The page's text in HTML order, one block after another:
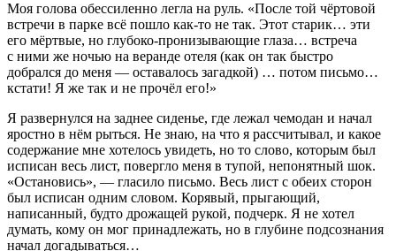
Моя голова обессиленно легла на руль. «После той чёртовой
встречи в парке всё пошло как-то не так. Этот старик… эти
его мёртвые, но глубоко-пронизывающие глаза… встреча
с ними же ночью на веранде отеля (как он так быстро
добрался до меня — оставалось загадкой) … потом письмо…
кстати! Я же так и не прочёл его!»
Я развернулся на заднее сиденье, где лежал чемодан и начал
яростно в нём рыться. Не знаю, на что я рассчитывал, и какое
содержание мне хотелось увидеть, но то слово, которым был
исписан весь лист, повергло меня в тупой, непонятный шок.
«Остановись», — гласило письмо. Весь лист с обеих сторон
был исписан одним словом. Корявый, прыгающий,
написанный, будто дрожащей рукой, подчерк. Я не хотел
думать, кому он мог принадлежать, но в глубине подсознания
начал догадываться…